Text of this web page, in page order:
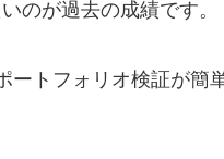
のが過去の成績です。
トフォリオ検証が簡